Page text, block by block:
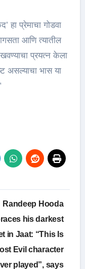
हा प्रेमाचा गोडवा
आणि त्यातील
प्रयत्न केला
असल्याचा भास या
Randeep Hooda
his darkest
in Jaat: “This Is
Evil character
played”, says